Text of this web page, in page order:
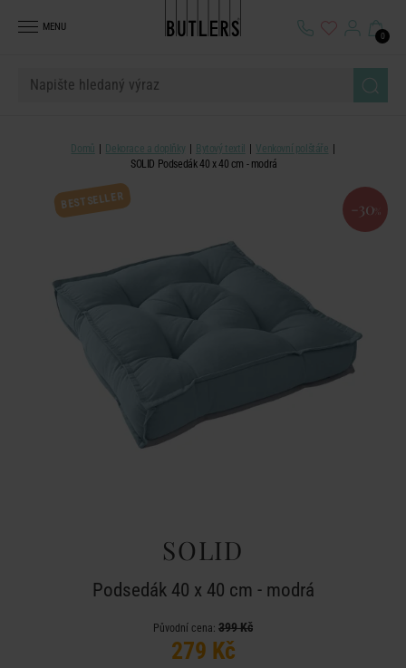
MENU
0
Domů Dekorace a doplňky Bytový textil
Venkovní polštáře
SOLID Podsedák 40 x 40 cm - modrá
BESTSELLER -30 %
SOLID
Podsedák 40 x 40 cm - modrá
Původní cena: 399 Kč
279 Kč